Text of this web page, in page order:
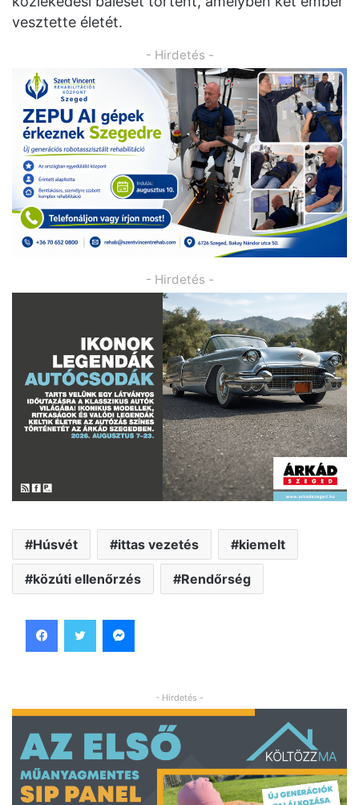
vesztette életét.
- Hirdetés -
- Hirdetés -
Húsvét ittas vezetés kiemelt
közúti ellenőrzés Rendőrség
- Hirdetés -